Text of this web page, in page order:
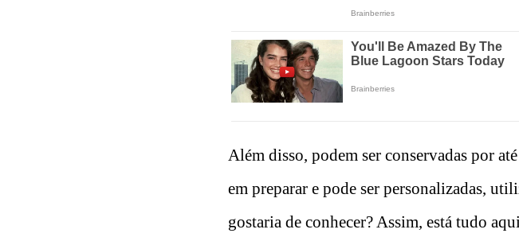
Além disso, podem ser conservadas por
em preparar e pode ser personalizadas,
gostaria de conhecer? Assim, está tudo